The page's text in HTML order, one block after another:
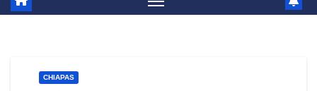
CHIAPAS